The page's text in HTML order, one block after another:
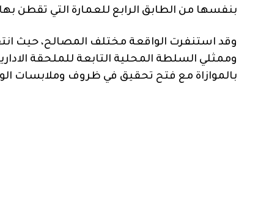
بنفسها من الطابق الرابع للعمارة التي تقطن بها في المنطقة “16 إم”،
بالموازاة مع فتح تحقيق في ظروف وملابسات